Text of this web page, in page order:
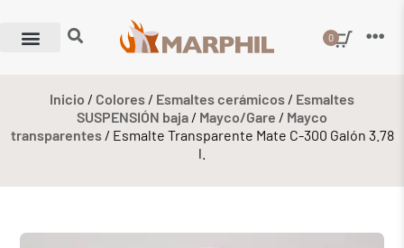
0
Inicio / Colores / Esmaltes cerámicos / Esmaltes
SUSPENSIÓN baja / Mayco/Gare / Mayco
transparentes/ Esmalte Transparente Mate C-300 Galón 3.78
l.